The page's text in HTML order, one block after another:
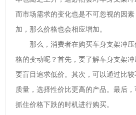
而市场需求的变化也是不可忽视的因
加，那么价格也会相应增加。
那么，消费者在购买车身支架冲
格的变动呢？首先，要了解车身支架
要盲目追求低价。其次，可以通过比
质量，选择性价比更高的产品。最后，
抓住价格下跌的时机进行购买。